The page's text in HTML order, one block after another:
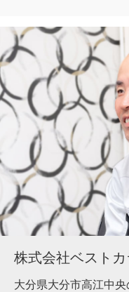
株式会社ベスト
大分県大分市高江中